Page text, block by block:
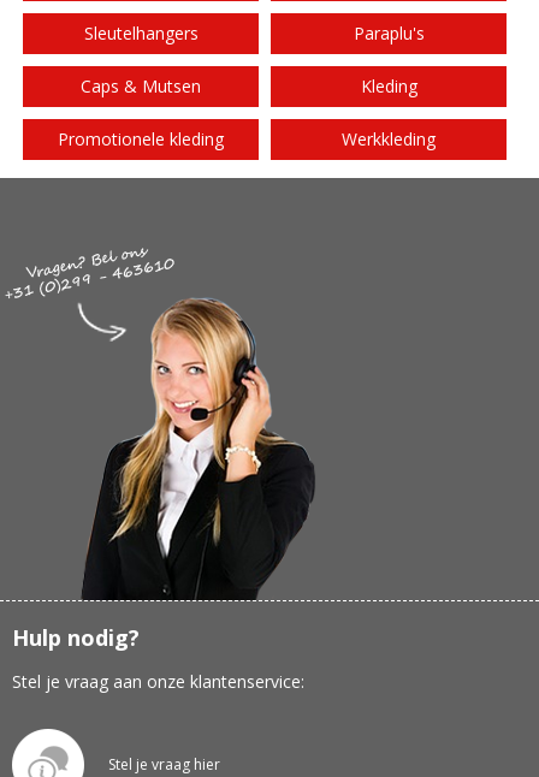
Sleutelhangers Paraplu's
Caps & Mutsen Kleding
Promotionele kleding Werkkleding
Hulp nodig?
Stel je vraag aan onze klantenservice:
Stel je vraag hier